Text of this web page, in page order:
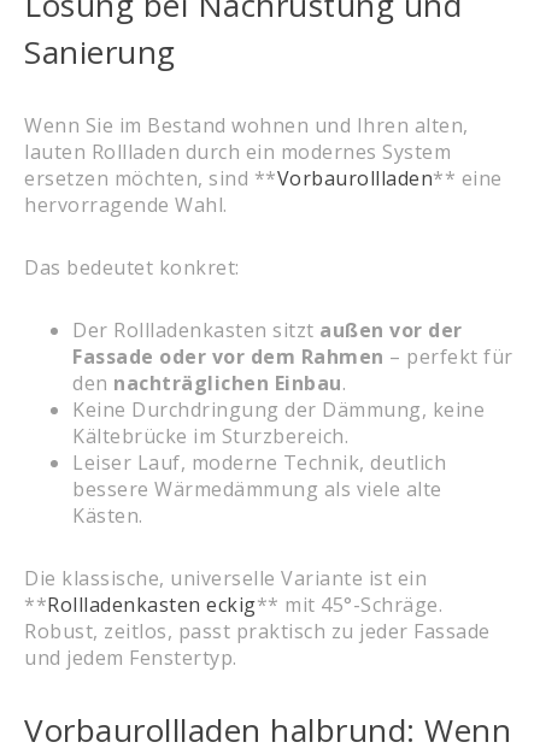
Sanierung
Wenn Sie im Bestand wohnen und Ihren alten,
lauten Rollladen durch ein modernes System
ersetzen möchten, sind **Vorbaurollladen** eine
hervorragende Wahl.
Das bedeutet konkret:
Der Rollladenkasten sitzt außen vor der
Fassade oder vor dem Rahmen – perfekt für
den nachträglichen Einbau.
Keine Durchdringung der Dämmung, keine
Kältebrücke im Sturzbereich.
Leiser Lauf, moderne Technik, deutlich
bessere Wärmedämmung als viele alte
Kästen.
Die klassische, universelle Variante ist ein
**Rollladenkasten eckig** mit 45°-Schräge.
Robust, zeitlos, passt praktisch zu jeder Fassade
und jedem Fenstertyp.
Vorbaurollladen halbrund: Wenn